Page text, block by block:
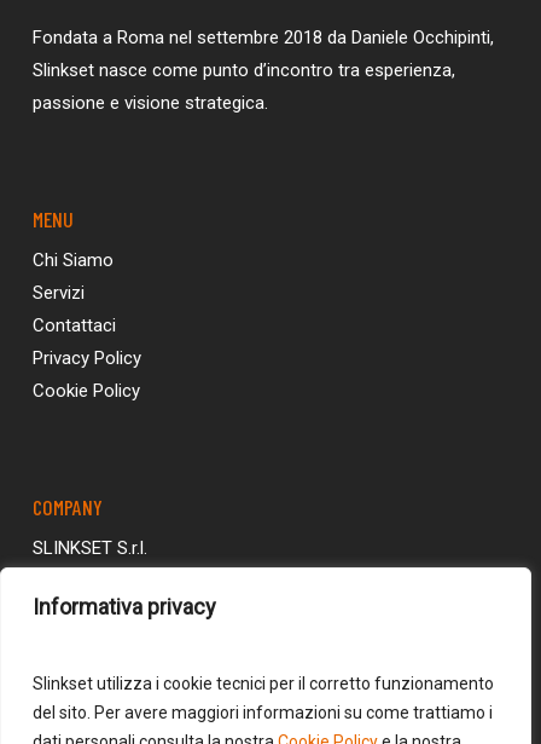
Informativa privacy
Slinkset utilizza i cookie tecnici per il corretto funzionamento
del sito. Per avere maggiori informazioni su come trattiamo i
Fondata a Roma nel settembre 2018 da Daniele Occhipinti,
Slinkset nasce come punto d’incontro tra esperienza,
passione e visione strategica.
MENU
Chi Siamo
Servizi
Contattaci
Privacy Policy
Cookie Policy
COMPANY
SLINKSET S.r.l.
00198 - Roma (RM)
slinkset@slinkset.it